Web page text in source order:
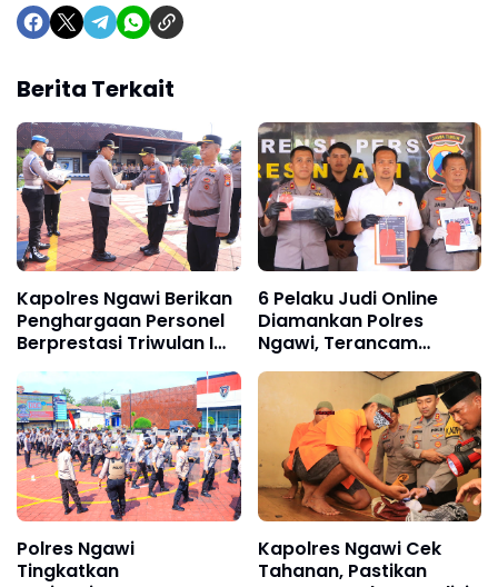
Berita Terkait
Kapolres Ngawi Berikan
Penghargaan Personel
Berprestasi Triwulan I
Tahun 2026
6 Pelaku Judi Online
Diamankan Polres
Ngawi, Terancam
Pidana Penjara
Maksimal 9 Tahun
Polres Ngawi
Tingkatkan
Kapolres Ngawi Cek
Tahanan, Pastikan